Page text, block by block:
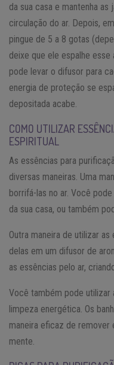
da sua casa e mantenha
circulação do ar. Depois,
pingue de 5 a 8 gotas
deixe que ele espalhe
pode levar o difusor para
energia de proteção se
depositada acabe.
COMO UTILIZAR
ESPIRITUAL
As essências para
diversas maneiras. Uma
borrifá-las no ar. Você
da sua casa, ou também
Outra maneira de utilizar
delas em um difusor de
as essências pelo ar,
Você também pode utilizar
limpeza energética. Os
maneira eficaz de remover
mente.